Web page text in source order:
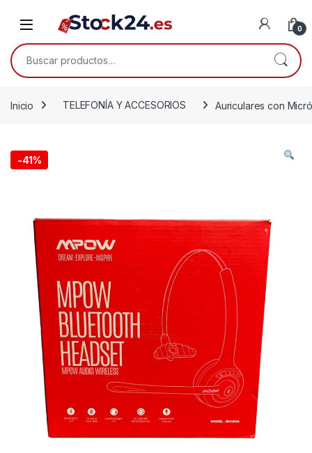
Open 0
Buscar por:
Inicio TELEFONÍA Y ACCESORIOS Auriculares con
-41%